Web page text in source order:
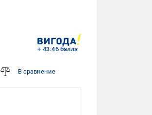
+ 43.46 балла
В сравнение